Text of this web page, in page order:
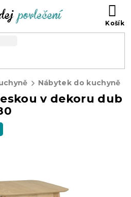
Nábytek do kuchyně
v dekoru dub